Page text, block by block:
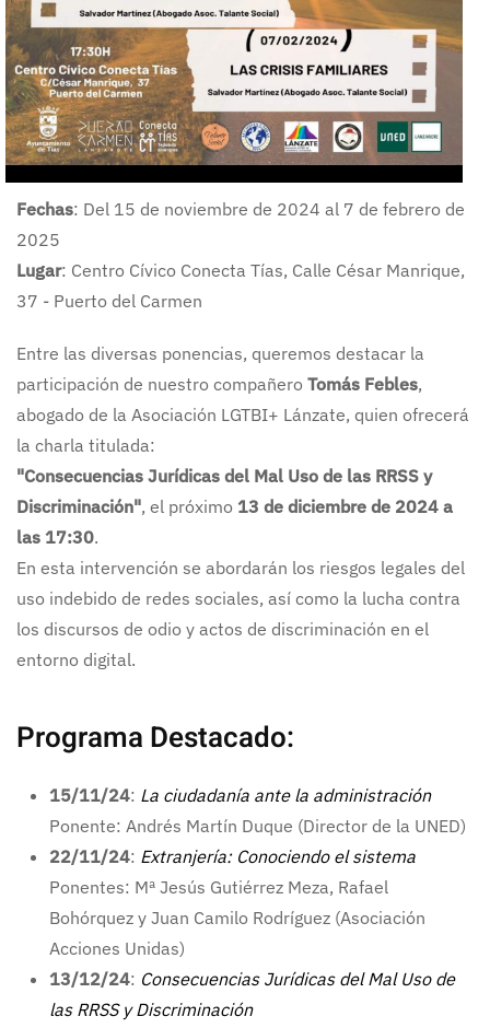
Fechas: Del 15 de noviembre de 2024 al 7 de febrero de
2025
Lugar: Centro Cívico Conecta Tías, Calle César Manrique,
37 - Puerto del Carmen
Entre las diversas ponencias, queremos destacar la
participación de nuestro compañero Tomás Febles,
abogado de la Asociación LGTBI+ Lánzate, quien ofrecerá
la charla titulada:
"Consecuencias Jurídicas del Mal Uso de las RRSS y
Discriminación", el próximo 13 de diciembre de 2024 a
las 17:30.
En esta intervención se abordarán los riesgos legales del
uso indebido de redes sociales, así como la lucha contra
los discursos de odio y actos de discriminación en el
entorno digital.
Programa Destacado:
15/11/24: La ciudadanía ante la administración
Ponente: Andrés Martín Duque (Director de la UNED)
22/11/24: Extranjería: Conociendo el sistema
Ponentes: Mª Jesús Gutiérrez Meza, Rafael
Bohórquez y Juan Camilo Rodríguez (Asociación
Acciones Unidas)
13/12/24: Consecuencias Jurídicas del Mal Uso de
las RRSS y Discriminación